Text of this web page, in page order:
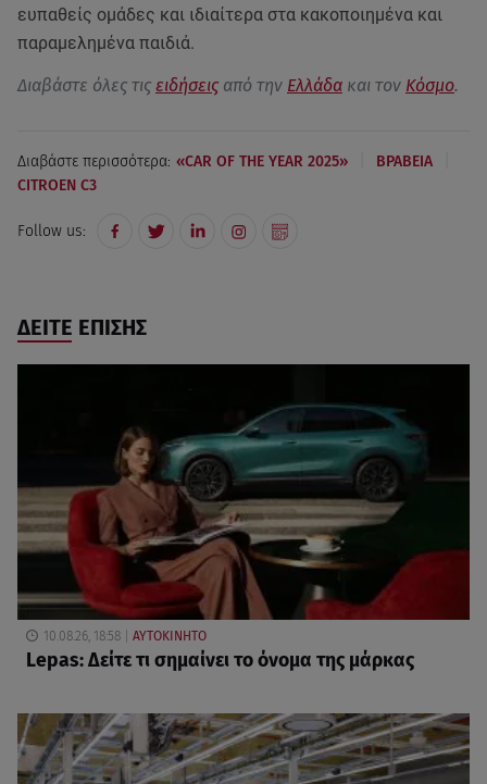
ευπαθείς ομάδες και ιδιαίτερα στα κακοποιημένα και
παραμελημένα παιδιά.
Διαβάστε όλες τις ειδήσεις από την Ελλάδα και τον Κόσμο.
Διαβάστε περισσότερα: «CAR OF THE YEAR 2025» ΒΡΑΒΕΙΑ
CITROEN C3
Follow us:
ΔΕΙΤΕ ΕΠΙΣΗΣ
10.08.26, 18:58 ΑΥΤΟΚΙΝΗΤΟ
Lepas: Δείτε τι σημαίνει το όνομα της μάρκας